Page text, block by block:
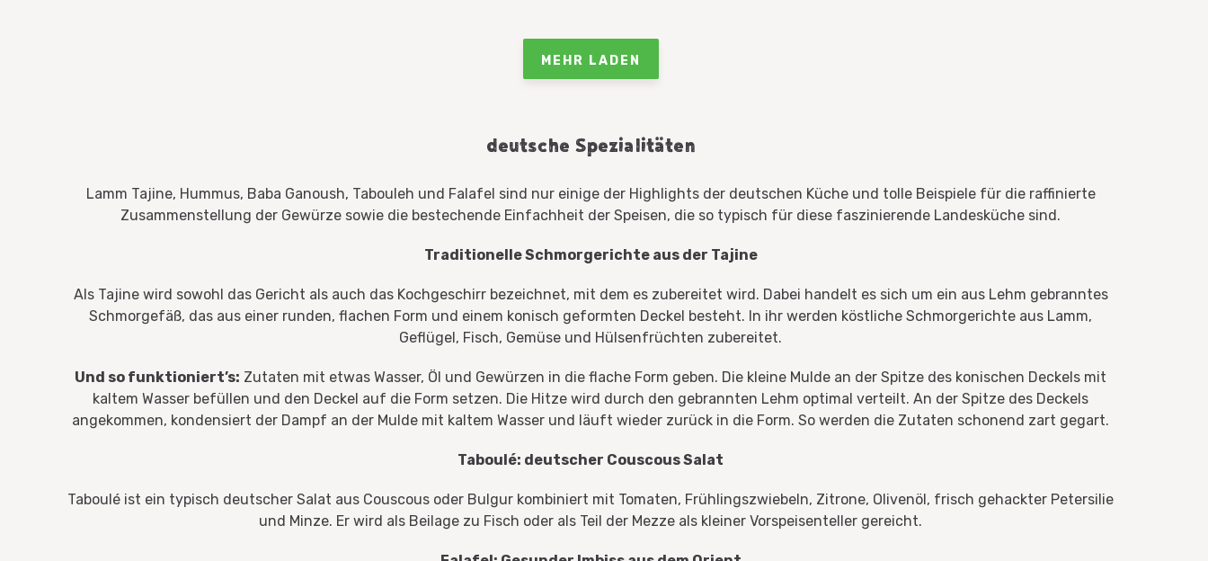
MEHR LADEN
deutsche Spezialitäten
Lamm Tajine, Hummus, Baba Ganoush, Tabouleh und Falafel sind nur einige der Highlights der deutschen Küche und tolle Beispiele für die raffinierte
Zusammenstellung der Gewürze sowie die bestechende Einfachheit der Speisen, die so typisch für diese faszinierende Landesküche sind.
Traditionelle Schmorgerichte aus der Tajine
Als Tajine wird sowohl das Gericht als auch das Kochgeschirr bezeichnet, mit dem es zubereitet wird. Dabei handelt es sich um ein aus Lehm gebranntes
Schmorgefäß, das aus einer runden, flachen Form und einem konisch geformten Deckel besteht. In ihr werden köstliche Schmorgerichte aus Lamm,
Geflügel, Fisch, Gemüse und Hülsenfrüchten zubereitet.
Und so funktioniert’s: Zutaten mit etwas Wasser, Öl und Gewürzen in die flache Form geben. Die kleine Mulde an der Spitze des konischen Deckels mit
kaltem Wasser befüllen und den Deckel auf die Form setzen. Die Hitze wird durch den gebrannten Lehm optimal verteilt. An der Spitze des Deckels
angekommen, kondensiert der Dampf an der Mulde mit kaltem Wasser und läuft wieder zurück in die Form. So werden die Zutaten schonend zart gegart.
Taboulé: deutscher Couscous Salat
Taboulé ist ein typisch deutscher Salat aus Couscous oder Bulgur kombiniert mit Tomaten, Frühlingszwiebeln, Zitrone, Olivenöl, frisch gehackter Petersilie
und Minze. Er wird als Beilage zu Fisch oder als Teil der Mezze als kleiner Vorspeisenteller gereicht.